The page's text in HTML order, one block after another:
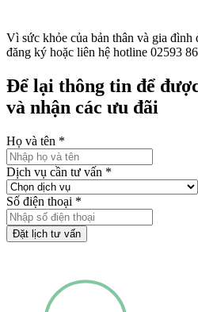
Vì sức khỏe của bản thân và gia
đăng ký hoặc liên hệ hotline 02593
Để lại thông tin để
và nhận các ưu đãi
Họ và tên *
Dịch vụ cần tư vấn *
Số điện thoại *
Đặt lịch tư vấn